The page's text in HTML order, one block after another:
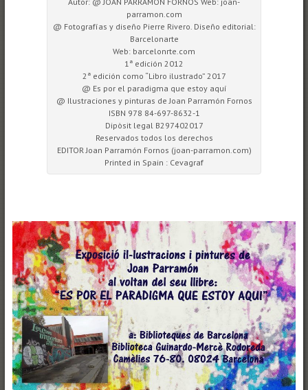
parramon.com
@ Fotografías y diseño Pierre Rivero. Diseño editorial:
Barcelonarte
Web: barcelonrte.com
1ª edición 2012
2ª edición como “Libro ilustrado” 2017
@ Es por el paradigma que estoy aquí
@ Ilustraciones y pinturas de Joan Parramón Fornos
ISBN 978 84-697-8632-1
Dipòsit legal B297402017
Reservados todos los derechos
EDITOR Joan Parramón Fornos (joan-parramon.com)
Printed in Spain : Cevagraf